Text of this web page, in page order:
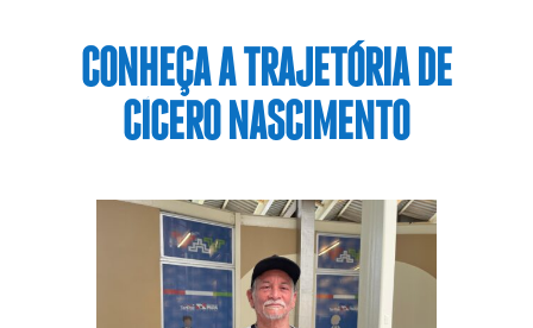
CONHEÇA A TRAJETÓRIA DE
CÍCERO NASCIMENTO